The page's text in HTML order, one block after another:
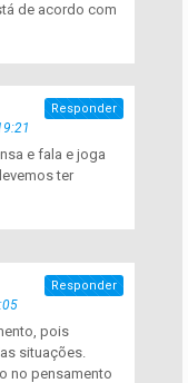
de acordo com
e fala e joga
ter
Responder
pois
situações.
no pensamento
Responder